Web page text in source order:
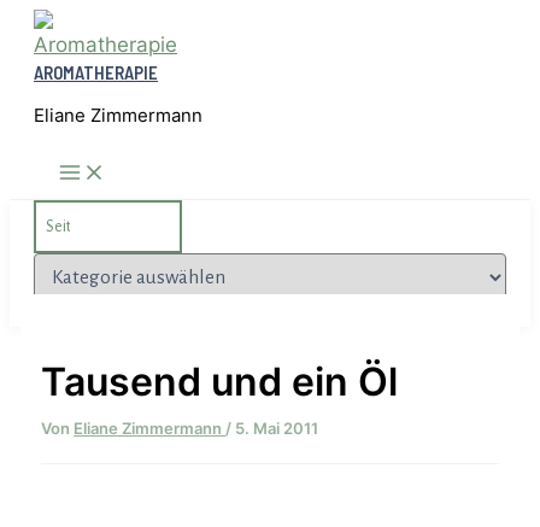
Zum
Inhalt
springen
AROMATHERAPIE
Eliane Zimmermann
for:
Kategorien
Tausend und ein Öl
Von Eliane Zimmermann/ 5. Mai 2011